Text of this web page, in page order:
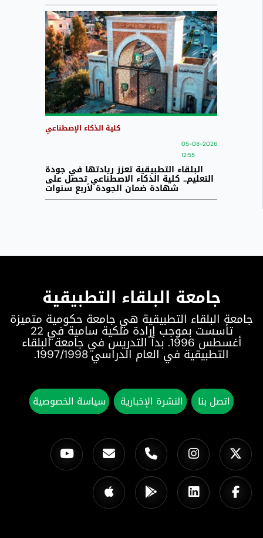
كلية الذكاء الإصطناعي
05-08-2026
12:55
البلقاء التطبيقية تعزز ريادتها في جودة
التعليم.. كلية الذكاء الاصطناعي تحصل على
شهادة ضمان الجودة لأربع سنوات
جامعة البلقاء التطبيقية
جامعة البلقاء التطبيقية هي جامعة حكومية متميزة
تأسست بموجب إرادة ملكية سامية في 22
أغسطس 1996. بدأ التدريس في جامعة البلقاء
التطبيقية في العام الدراسي 1997/1998.
اتصل بنا النشرة الإخبارية سياسة الخصوصية